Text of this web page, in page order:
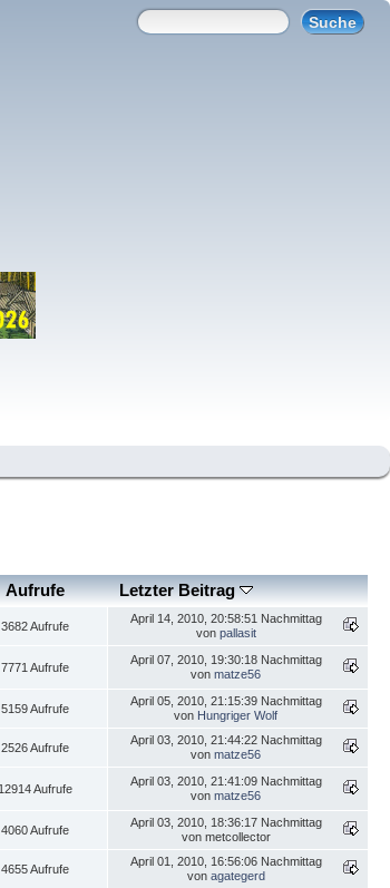
Aufrufe Letzter Beitrag
3682 Aufrufe
April 14, 2010, 20:58:51 Nachmittag
von pallasit
7771 Aufrufe
April 07, 2010, 19:30:18 Nachmittag
von matze56
5159 Aufrufe
April 05, 2010, 21:15:39 Nachmittag
von Hungriger Wolf
2526 Aufrufe
April 03, 2010, 21:44:22 Nachmittag
von matze56
12914 Aufrufe
April 03, 2010, 21:41:09 Nachmittag
von matze56
4060 Aufrufe
April 03, 2010, 18:36:17 Nachmittag
von metcollector
4655 Aufrufe
April 01, 2010, 16:56:06 Nachmittag
von agategerd